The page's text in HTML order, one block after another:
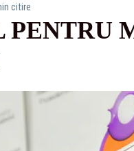
citire
PENTRU